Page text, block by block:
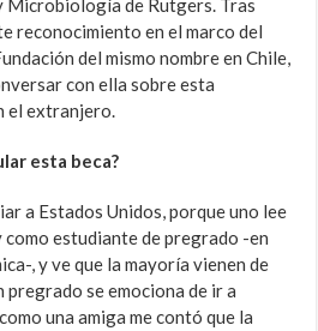
Microbiología de Rutgers. Tras
reconocimiento en el marco del
del mismo nombre en Chile,
con ella sobre esta
el extranjero.
esta beca?
a Estados Unidos, porque uno lee
estudiante de pregrado -en
, y ve que la mayoría vienen de
pregrado se emociona de ir a
una amiga me contó que la